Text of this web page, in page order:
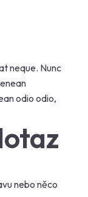
neque. Nunc
odio odio,
nebo něco